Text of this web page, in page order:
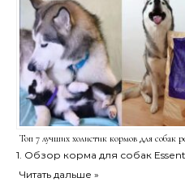
Топ 7 лучших холистик кормов для собак
1. Обзор корма для собак
Читать дальше »